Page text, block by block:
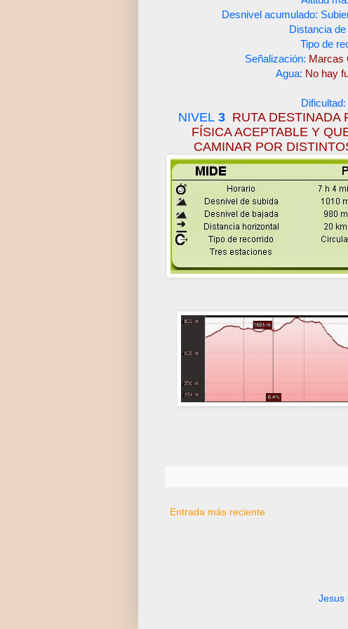
Desnivel acumulado:
Distancia
Tipo de
Señalización: Marcas
Agua: No hay
Dificultad:
NIVEL 3 RUTA DESTINADA
FÍSICA ACEPTABLE Y
CAMINAR POR
Entrada más reciente
Jesus